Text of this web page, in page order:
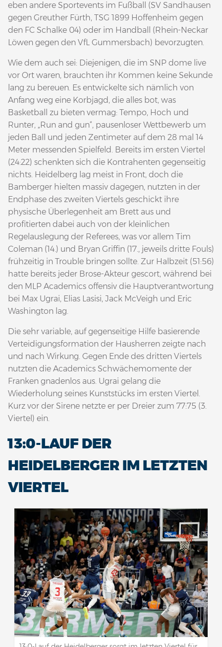
eben andere Sportevents im Fußball (SV Sandhausen
gegen Greuther Fürth, TSG 1899 Hoffenheim gegen
den FC Schalke 04) oder im Handball (Rhein-Neckar
Löwen gegen den VfL Gummersbach) bevorzugten.
Wie dem auch sei: Diejenigen, die im SNP dome live
vor Ort waren, brauchten ihr Kommen keine Sekunde
lang zu bereuen. Es entwickelte sich nämlich von
Anfang weg eine Korbjagd, die alles bot, was
Basketball zu bieten vermag: Tempo, Hoch und
Runter, „Run and gun“, pausenloser Wettbewerb um
jeden Ball und jeden Zentimeter auf dem 28 mal 14
Meter messenden Spielfeld. Bereits im ersten Viertel
(24:22) schenkten sich die Kontrahenten gegenseitig
nichts. Heidelberg lag meist in Front, doch die
Bamberger hielten massiv dagegen, nutzten in der
Endphase des zweiten Viertels geschickt ihre
physische Überlegenheit am Brett aus und
profitierten dabei auch von der kleinlichen
Regelauslegung der Referees, was vor allem Tim
Coleman (14.) und Bryan Griffin (17., jeweils dritte Fouls)
frühzeitig in Trouble bringen sollte. Zur Halbzeit (51:56)
hatte bereits jeder Brose-Akteur gescort, während bei
den MLP Academics offensiv die Hauptverantwortung
bei Max Ugrai, Elias Lasisi, Jack McVeigh und Eric
Washington lag.
Die sehr variable, auf gegenseitige Hilfe basierende
Verteidigungsformation der Hausherren zeigte nach
und nach Wirkung. Gegen Ende des dritten Viertels
nutzten die Academics Schwächemomente der
Franken gnadenlos aus. Ugrai gelang die
Wiederholung seines Kunststücks im ersten Viertel.
Kurz vor der Sirene netzte er per Dreier zum 77:75 (3.
Viertel) ein.
13:0-LAUF DER
HEIDELBERGER IM LETZTEN
VIERTEL